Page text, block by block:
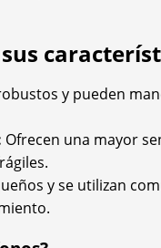
y pueden
Ofrecen una mayor
y se utilizan